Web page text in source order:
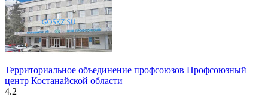
Территориальное объединение профсоюзов Профсоюзный
центр Костанайской области
4.2